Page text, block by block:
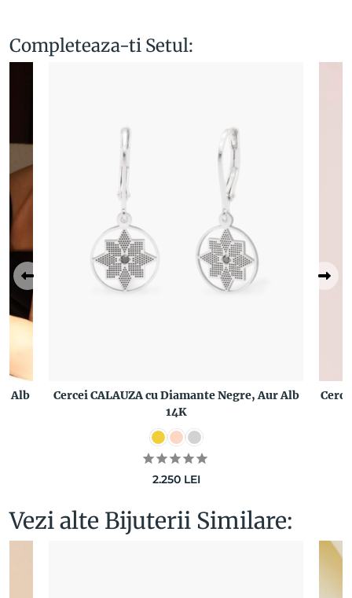
Completeaza-ti Setul:
Alb
Cercei CALAUZA cu Diamante Negre, Aur Alb
14K
2.250 LEI
Vezi alte Bijuterii Similare: